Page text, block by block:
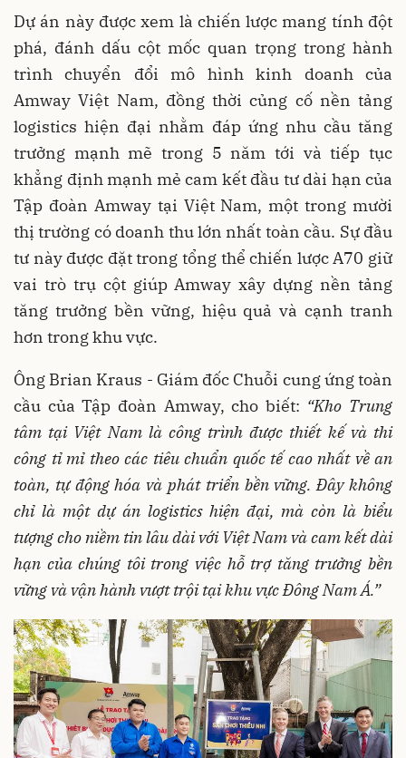
Dự án này được xem là chiến lược mang tính đột
phá, đánh dấu cột mốc quan trọng trong hành
trình chuyển đổi mô hình kinh doanh của
Amway Việt Nam, đồng thời củng cố nền tảng
logistics hiện đại nhằm đáp ứng nhu cầu tăng
trưởng mạnh mẽ trong 5 năm tới và tiếp tục
khẳng định mạnh mẻ cam kết đầu tư dài hạn của
Tập đoàn Amway tại Việt Nam, một trong mười
thị trường có doanh thu lớn nhất toàn cầu. Sự đầu
tư này được đặt trong tổng thể chiến lược A70 giữ
vai trò trụ cột giúp Amway xây dựng nền tảng
tăng trưởng bền vững, hiệu quả và cạnh tranh
hơn trong khu vực.
Ông Brian Kraus - Giám đốc Chuỗi cung ứng toàn
cầu của Tập đoàn Amway, cho biết: “Kho Trung
tâm tại Việt Nam là công trình được thiết kế và thi
công tỉ mỉ theo các tiêu chuẩn quốc tế cao nhất về an
toàn, tự động hóa và phát triển bền vững. Đây không
chỉ là một dự án logistics hiện đại, mà còn là biểu
tượng cho niềm tin lâu dài với Việt Nam và cam kết dài
hạn của chúng tôi trong việc hỗ trợ tăng trưởng bền
vững và vận hành vượt trội tại khu vực Đông Nam Á.”